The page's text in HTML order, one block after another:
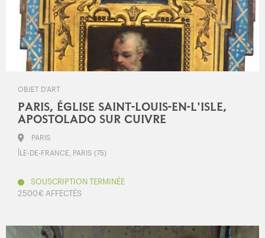
OBJET D’ART
PARIS, ÉGLISE SAINT-LOUIS-EN-L'ISLE,
APOSTOLADO SUR CUIVRE
PARIS
ÎLE-DE-FRANCE, PARIS (75)
SOUSCRIPTION TERMINÉE
2 500 € AFFECTÉS